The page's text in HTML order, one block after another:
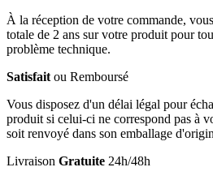
À la réception de votre commande,
totale de 2 ans sur votre produit pour
problème technique.
Satisfait ou Remboursé
Vous disposez d'un délai légal pour
produit si celui-ci ne correspond pas à
soit renvoyé dans son emballage
Livraison Gratuite 24h/48h